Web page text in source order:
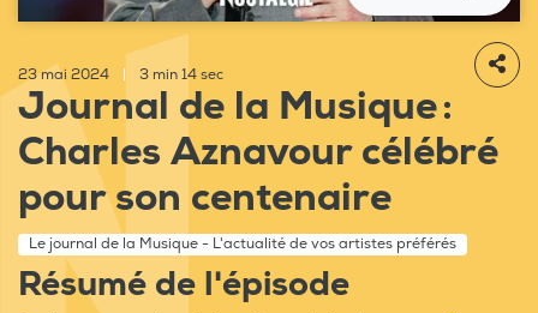
23 mai 2024 3 min 14 sec
Journal de la Musique :
Charles Aznavour célébré
pour son centenaire
Le journal de la Musique - L'actualité de vos artistes préférés
Résumé de l'épisode